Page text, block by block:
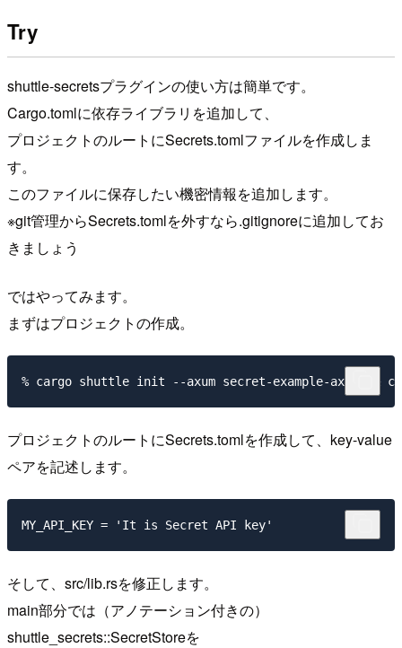
Try
shuttle-secretsプラグインの使い方は簡単です。
Cargo.tomlに依存ライブラリを追加して、
プロジェクトのルートにSecrets.tomlファイルを作成しま
す。
このファイルに保存したい機密情報を追加します。
※git管理からSecrets.tomlを外すなら.gitignoreに追加してお
きましょう
ではやってみます。
まずはプロジェクトの作成。
プロジェクトのルートにSecrets.tomlを作成して、key-value
ペアを記述します。
そして、src/lib.rsを修正します。
main部分では（アノテーション付きの）
shuttle_secrets::SecretStoreを